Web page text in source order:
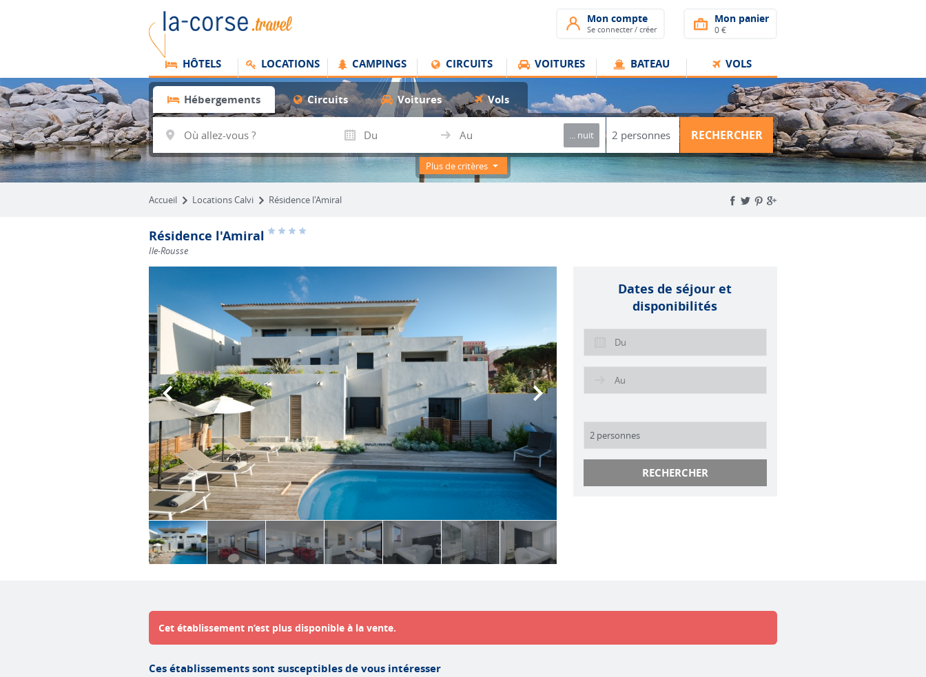
Mon compte
Se connecter / créer
Mon panier
0 €
HÔTELS LOCATIONS CAMPINGS CIRCUITS VOITURES BATEAU VOLS
Hébergements Circuits Voitures Vols
... nuit RECHERCHER
Plus de critères
Accueil Locations Calvi Résidence l'Amiral
Résidence l'Amiral
Ile-Rousse
Dates de séjour et
disponibilités
RECHERCHER
Cet établissement n’est plus disponible à la vente.
Ces établissements sont susceptibles de vous intéresser